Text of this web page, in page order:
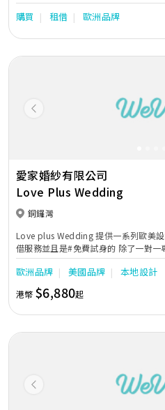
購買 租借 歐洲品牌
Previous
愛家婚紗有限公司
Love Plus Wedding
銅鑼灣
Love plus Wedding 提供一系列歐美設
借服務並且是#免費試身的 除了一對一
晚禮服也是用心為了配合每位￼￼準新娘
斷尋覓及增添不同嶄新元素達到最優質
最耀眼的焦點。
歐洲品牌 美國品牌 本地設計
港幣$6,880起
Previous